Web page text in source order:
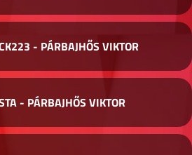
- PÁRBAJHŐS VIKTOR
- PÁRBAJHŐS VIKTOR